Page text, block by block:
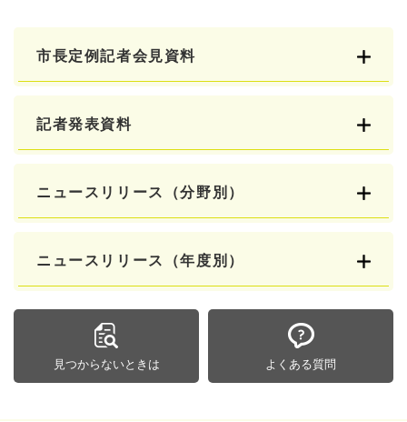
市長定例記者会見資料
記者発表資料
ニュースリリース（分野別）
ニュースリリース（年度別）
見つからないときは よくある質問